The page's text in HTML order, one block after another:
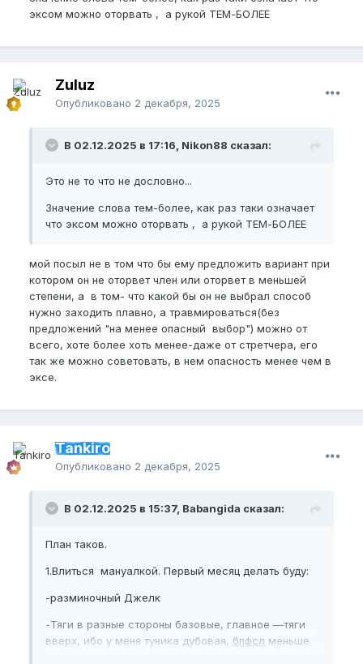
эксом можно оторвать , а рукой ТЕМ-БОЛЕЕ
Zuluz
Опубликовано 2 декабря, 2025
В 02.12.2025 в 17:16, Nikon88 сказал:
Это не то что не дословно...
Значение слова тем-более, как раз таки означает
что эксом можно оторвать , а рукой ТЕМ-БОЛЕЕ
мой посыл не в том что бы ему предложить вариант при
котором он не оторвет член или оторвет в меньшей
степени, а в том- что какой бы он не выбрал способ
нужно заходить плавно, а травмироваться(без
предложений "на менее опасный выбор") можно от
всего, хоте более хоть менее-даже от стретчера, его
так же можно советовать, в нем опасность менее чем в
эксе.
Tankiro
Опубликовано 2 декабря, 2025
В 02.12.2025 в 15:37, Babangida сказал:
План таков.
1.Влиться мануалкой. Первый месяц делать буду:
-разминочный Джелк
-Тяги в разные стороны базовые, главное —тяги
вверх, ибо у меня туника дубовая, бпфсл меньше